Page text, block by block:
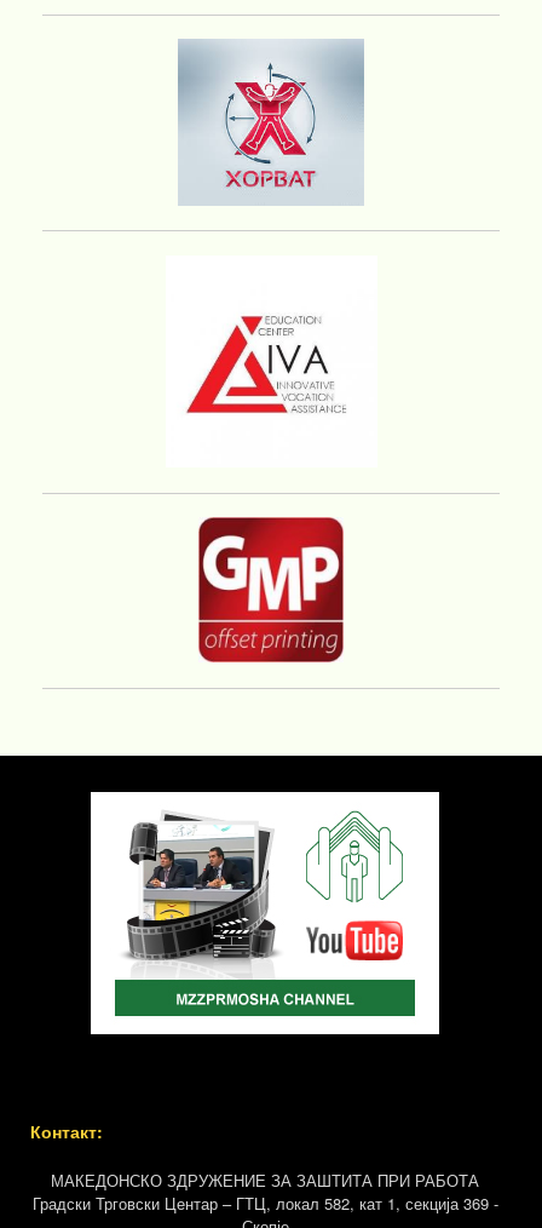
Контакт:
МАКЕДОНСКО ЗДРУЖЕНИЕ ЗА ЗАШТИТА ПРИ РАБОТА
Градски Трговски Центар – ГТЦ, локал 582, кат 1, секција 369 -